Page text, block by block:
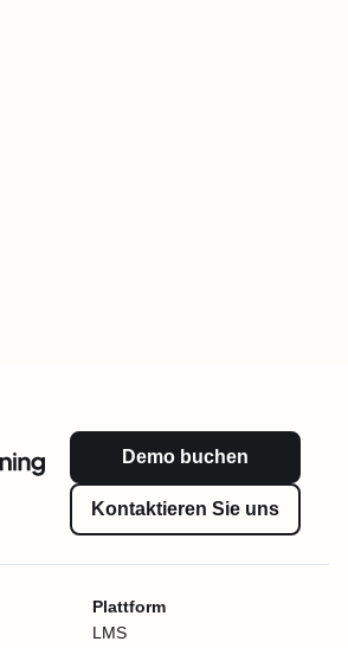
Demo buchen
Kontaktieren Sie uns
Plattform
LMS